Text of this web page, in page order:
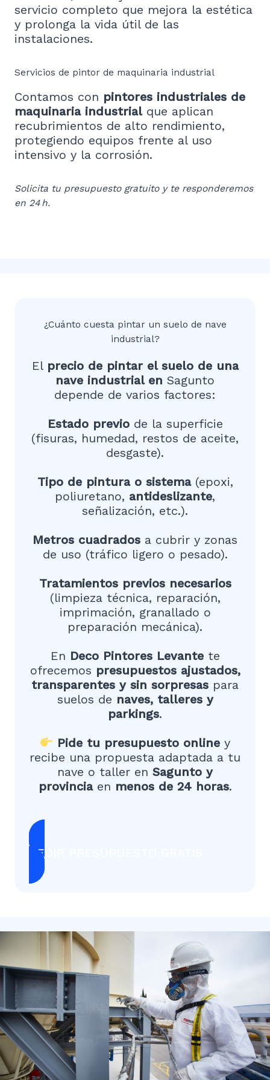
servicio completo que mejora la estética
y prolonga la vida útil de las
instalaciones.
Servicios de pintor de maquinaria industrial
Contamos con pintores industriales de
maquinaria industrialque aplican
recubrimientos de alto rendimiento,
protegiendo equipos frente al uso
intensivo y la corrosión.
Solicita tu presupuesto gratuito y te responderemos
en 24 h.
¿Cuánto cuesta pintar un suelo de nave
industrial?
El precio de pintar el suelo de una
nave industrial en Sagunto
depende de varios factores:
Estado previode la superficie
(fisuras, humedad, restos de aceite,
desgaste).
Tipo de pintura o sistema(epoxi,
poliuretano, antideslizante,
señalización, etc.).
Metros cuadrados a cubrir y zonas
de uso (tráfico ligero o pesado).
Tratamientos previos necesarios
(limpieza técnica, reparación,
imprimación, granallado o
preparación mecánica).
En Deco Pintores Levantete
ofrecemos presupuestos ajustados,
transparentes y sin sorpresas para
suelos de naves, talleres y
parkings.
Pide tu presupuesto online y
recibe una propuesta adaptada a tu
nave o taller en Sagunto y
provinciaen menos de 24 horas.
PEDIR PRESUPUESTO GRATIS